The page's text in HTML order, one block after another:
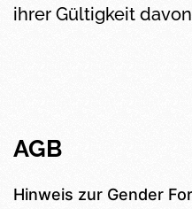
ihrer Gültigkeit
AGB
Hinweis zur Gender